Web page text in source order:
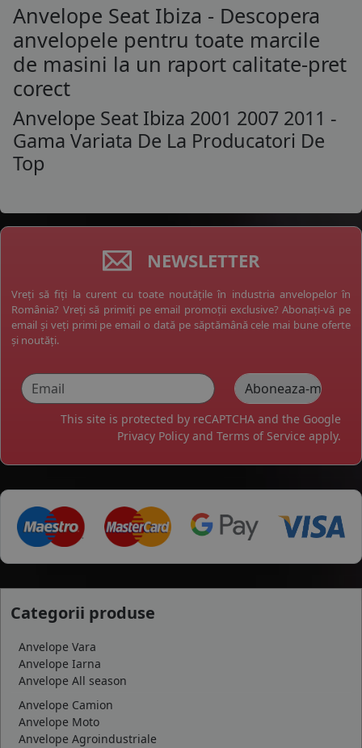
Anvelope Seat Ibiza - Descopera
anvelopele pentru toate marcile
de masini la un raport calitate-pret
corect
Anvelope Seat Ibiza 2001 2007 2011 -
Gama Variata De La Producatori De
Top
NEWSLETTER
Vreți să fiți la curent cu toate noutățile în industria anvelopelor în
România? Vreți să primiți pe email promoții exclusive? Abonați-vă pe
email și veți primi pe email o dată pe săptămână cele mai bune oferte
și noutăți.
This site is protected by reCAPTCHA and the Google
Privacy Policy and Terms of Service apply.
Categorii produse
Anvelope Vara
Anvelope Iarna
Anvelope All season
Anvelope Camion
Anvelope Moto
Anvelope Agroindustriale